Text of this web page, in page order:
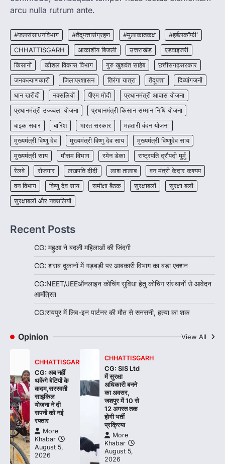
2
3
CG:NEET/JEEऑनलाइन कोचिंग सुविधा हेतु
कोचिंग संस्थानों से आवेदन आमंत्रित
More Khabar August 6, 2026
रायपुर। शैक्षणिक सत्र 2026-27 में सरगुजा जिले के
शासकीय विद्यालयों में कक्षा 11वीं विज्ञान संकाय…
4
CHHATTISGARH
CG:रायपुर में लिव-इन पार्टनर की मौत से
सनसनी, हत्या का शक
More Khabar August 6, 2026
रायपुर। राजधानी रायपुर से एक सनसनीखेज मामला
सामने आया है। मुजगहन थाना क्षेत्र के बोरियाकला…
arcu nulla rutrum ante.
#जलसंसाधनविभाग #तेंदूपत्तासंग्रहण #मुलाकातकक्ष
#हर्बलकॉफी’
CHHATTISGARH
आकाशीय बिजली उत्तराखंड
एडवाइजरी
किसानों
कौशल विकास विभाग गुरु खुशवंत साहेब
छत्तीसगढ़सरकार
जनकल्याणकारी
जिलाप्रशासन तिरंगा यात्रा तेंदूपत्ता
दिव्यांगजनों
धान खरीदी
नक्सलियों पीएम मोदी
प्रधानमंत्री आवास योजना
प्रधानमंत्री उज्ज्वला योजना
प्रधानमंत्री किसान सम्मान निधि योजना
बाइक सवार
बारिश भारत सरकार
महतारी वंदन योजना
मुख्यमंत्री विष्णु देव
मुख्यमंत्री विष्णु देव साय
मुख्यमंत्री विष्णुदेव साय
मुख्यमंत्री साय
मौसम विभाग रमेन डेका
राष्ट्रपति द्रौपदी मुर्मु
रेलवे
रोजगार लखपति दीदी लाश तालाब
वन मंत्री केदार कश्यप
वन विभाग
विष्णु देव साय समीक्षा बैठक सुरक्षाबलों
सुरक्षा बलों
सुरक्षाबलों और नक्सलियों
Recent Posts
CG: महुआ ने बदली महिलाओं की जिंदगी
CG: शराब दुकानों में गड़बड़ी पर आबकारी विभाग का बड़ा एक्शन
CG:NEET/JEEऑनलाइन कोचिंग सुविधा हेतु कोचिंग संस्थानों से आवेदन
आमंत्रित
CG:रायपुर में लिव-इन पार्टनर की मौत से सनसनी, हत्या का शक
Opinion View All
CHHATTISGARH
CG: अब नहीं
थकेंगे बेटियों के
कदम,सरस्वती
साइकिल
योजना ने दी
सपनों को नई
रफ्तार
More
Khabar
August 5,
2026
CHHATTISGARH
CG: SIS Ltd
में सुरक्षा
अधिकारी बनने
का अवसर,
जशपुर में 10 से
12 अगस्त तक
होगी भर्ती
प्रक्रिया
More
Khabar
August 5,
2026